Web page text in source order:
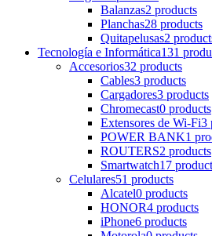
Balanzas2 products
Planchas28 products
Quitapelusas2
Tecnología e Informática131
Accesorios32 products
Cables3 products
Cargadores3 products
Chromecast0 products
Extensores de Wi-Fi3
POWER BANK1
ROUTERS2 products
Smartwatch17
Celulares51 products
Alcatel0 products
HONOR4 products
iPhone6 products